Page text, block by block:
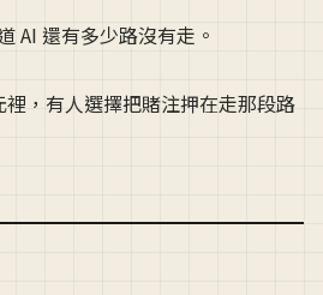
AI 還有多少路沒有走。
，有人選擇把賭注押在走那段路